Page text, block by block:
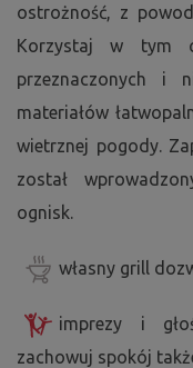
ostrożność, z
Korzystaj w tym
przeznaczonych i
materiałów
wietrznej pogody.
został
ognisk.
własny grill
imprezy i
zachowuj spokój